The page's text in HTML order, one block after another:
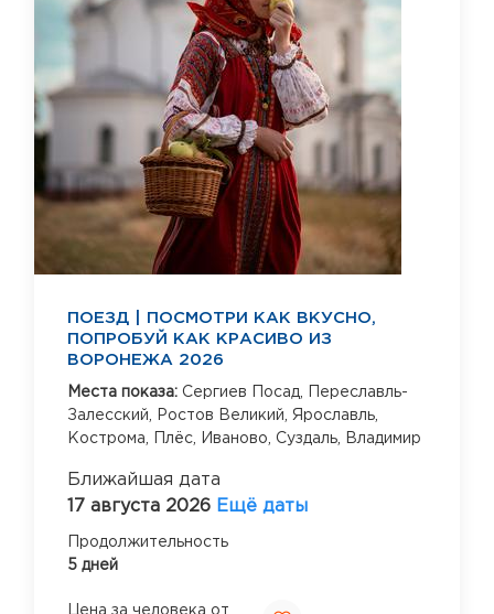
ПОЕЗД | ПОСМОТРИ КАК ВКУСНО,
ПОПРОБУЙ КАК КРАСИВО ИЗ
ВОРОНЕЖА 2026
Места показа: Сергиев Посад,
Переславль-
Залесский,
Ростов Великий, Ярославль,
Кострома,
Плёс, Иваново, Суздаль, Владимир
Ближайшая дата
17 августа 2026 Ещё даты
Продолжительность
5 дней
Цена за человека от